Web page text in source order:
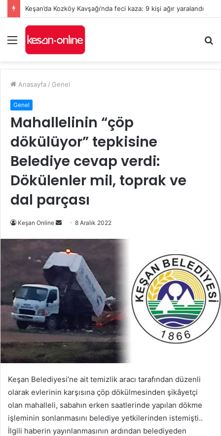
Keşan’da Kozköy Kavşağı’nda feci kaza: 9 kişi ağır yaralandı
Menü
...
Anasayfa / Genel
Genel
Mahallelinin “çöp
dökülüyor” tepkisine
Belediye cevap verdi:
Dökülenler mil, toprak ve
dal parçası
Keşan Online
Bir
göndermek
8 Aralık 2022
Keşan Belediyesi’ne ait temizlik aracı tarafından düzenli
olarak evlerinin karşısına çöp dökülmesinden şikâyetçi
olan mahalleli, sabahın erken saatlerinde yapılan dökme
işleminin sonlanmasını belediye yetkilerinden istemişti..
İlgili haberin yayınlanmasının ardından belediyeden